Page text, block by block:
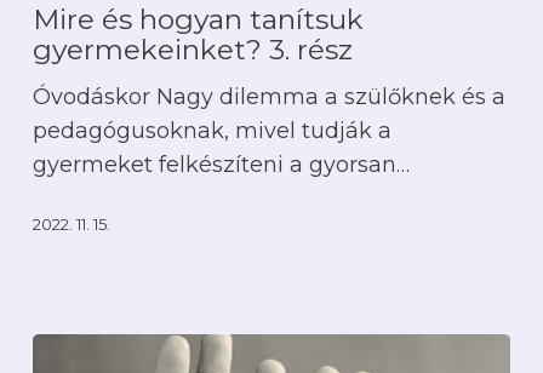
tanítsuk
gyermekeinket?
3.
rész
Mire és hogyan tanítsuk
gyermekeinket? 3. rész
Óvodáskor Nagy dilemma a szülőknek és a
pedagógusoknak, mivel tudják a
gyermeket felkészíteni a gyorsan…
2022. 11. 15.